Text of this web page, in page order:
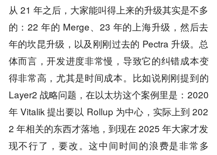
从 21 年之后，大家能叫得上来的升级其实是不多
的：22 年的 Merge、23 年的上海升级，然后去
年的坎昆升级，以及刚刚过去的 Pectra 升级。总
体而言，开发进度非常慢，导致它的纠错成本变
得非常高，尤其是时间成本。比如说刚刚提到的
Layer2 战略问题，在以太坊这个案例里是：2020
年 Vitalik 提出要以 Rollup 为中心，实际上到 202
2 年相关的东西才落地，到现在 2025 年大家才发
现不行了，要改。这中间时间的浪费是非常多